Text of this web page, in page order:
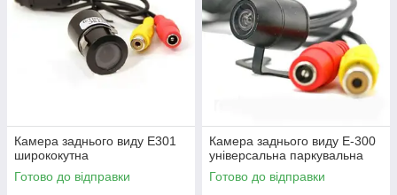
Камера заднього виду E301
ширококутна
Готово до відправки
Камера заднього виду E-300
універсальна паркувальна
Готово до відправки